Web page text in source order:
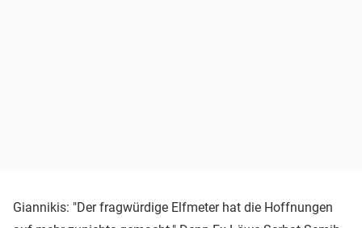
Giannikis: "Der fragwürdige Elfmeter hat die Hoffnungen